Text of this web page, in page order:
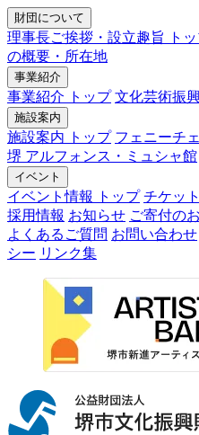
財団について
理事長ご挨拶・設立趣旨 ト
の概要・所在地
事業紹介
事業紹介 トップ 文化芸術振
施設案内
施設案内 トップ フェニーチ
堺 アルフォンス・ミュシャ館
イベント
イベント情報 トップ チケッ
採用情報 お知らせ ご寄付の
よくあるご質問 お問い合わせ
シー リンク集